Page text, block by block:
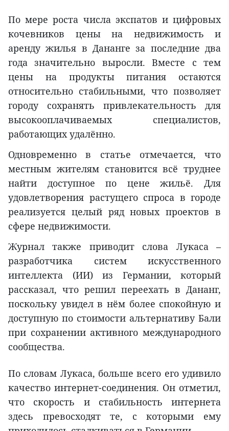
По мере роста числа экспатов и цифровых
кочевников цены на недвижимость и
аренду жилья в Дананге за последние два
года значительно выросли. Вместе с тем
цены на продукты питания остаются
относительно стабильными, что позволяет
городу сохранять привлекательность для
высокооплачиваемых специалистов,
работающих удалённо.
Одновременно в статье отмечается, что
местным жителям становится всё труднее
найти доступное по цене жильё. Для
удовлетворения растущего спроса в городе
реализуется целый ряд новых проектов в
сфере недвижимости.
Журнал также приводит слова Лукаса –
разработчика систем искусственного
интеллекта (ИИ) из Германии, который
рассказал, что решил переехать в Дананг,
поскольку увидел в нём более спокойную и
доступную по стоимости альтернативу Бали
при сохранении активного международного
сообщества.
По словам Лукаса, больше всего его удивило
качество интернет-соединения. Он отметил,
что скорость и стабильность интернета
здесь превосходят те, с которыми ему